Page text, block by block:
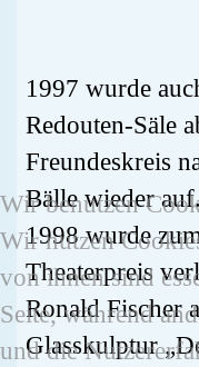
1997 wurde
Redouten-Säle
Freundeskreis
Bälle wieder
1998 wurde
Theaterpreis
Ronald Fischer
Glasskulptur
Wir benutzen
Wir nutzen
von ihnen sind
Seite, während
und die